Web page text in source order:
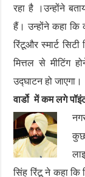
रहा है ।उन्होंने
हैं। उन्होंने कहा कि
रिंटूऔर स्मार्ट
मित्तल से मीटिंग
उद्घाटन हो जाएगा।
वार्डो में कम लगे
कुछ
सिंह रिंटू ने कहा कि